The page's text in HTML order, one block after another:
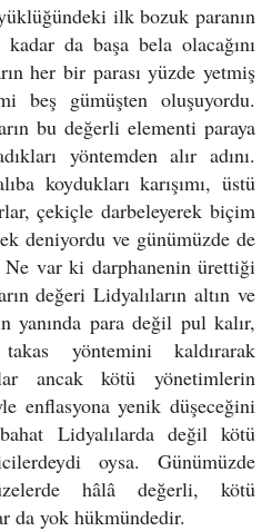
ilk bozuk paranın
da başa bela olacağını
her bir parası yüzde yetmiş
beş gümüşten oluşuyordu.
bu değerli elementi paraya
yöntemden alır adını.
koydukları karışımı, üstü
çekiçle darbeleyerek biçim
deniyordu ve günümüzde de
var ki darphanenin ürettiği
değeri Lidyalıların altın ve
yanında para değil pul kalır,
yöntemini kaldırarak
ancak kötü yönetimlerin
enflasyona yenik düşeceğini
Lidyalılarda değil kötü
oysa. Günümüzde
hâlâ değerli, kötü
da yok hükmündedir.